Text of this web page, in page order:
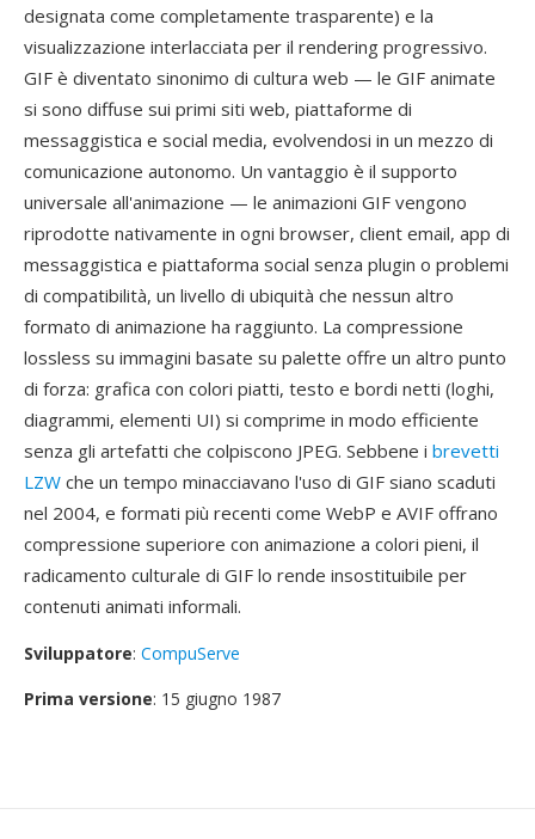
designata come completamente trasparente) e la
visualizzazione interlacciata per il rendering progressivo.
GIF è diventato sinonimo di cultura web — le GIF animate
si sono diffuse sui primi siti web, piattaforme di
messaggistica e social media, evolvendosi in un mezzo di
comunicazione autonomo. Un vantaggio è il supporto
universale all'animazione — le animazioni GIF vengono
riprodotte nativamente in ogni browser, client email, app di
messaggistica e piattaforma social senza plugin o problemi
di compatibilità, un livello di ubiquità che nessun altro
formato di animazione ha raggiunto. La compressione
lossless su immagini basate su palette offre un altro punto
di forza: grafica con colori piatti, testo e bordi netti (loghi,
diagrammi, elementi UI) si comprime in modo efficiente
senza gli artefatti che colpiscono JPEG. Sebbene i brevetti
LZW che un tempo minacciavano l'uso di GIF siano scaduti
nel 2004, e formati più recenti come WebP e AVIF offrano
compressione superiore con animazione a colori pieni, il
radicamento culturale di GIF lo rende insostituibile per
contenuti animati informali.
Sviluppatore: CompuServe
Prima versione: 15 giugno 1987